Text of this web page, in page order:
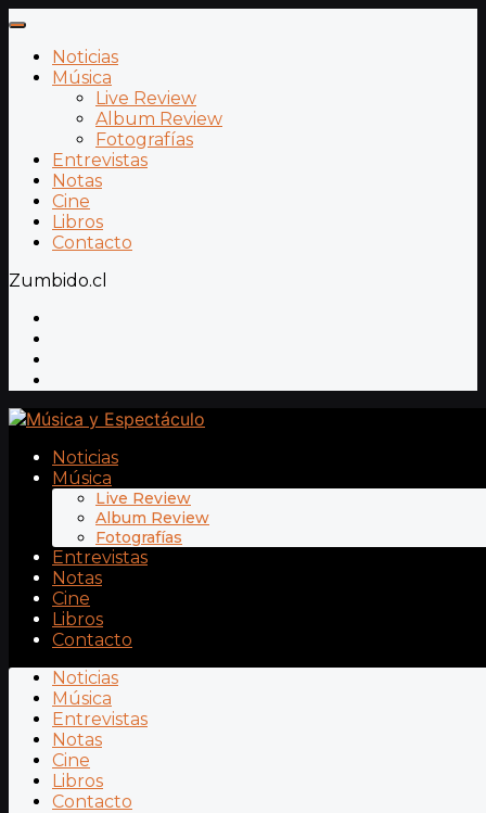
Noticias
Música
Live Review
Album Review
Fotografías
Entrevistas
Notas
Cine
Libros
Contacto
Zumbido.cl
Noticias
Música
Live Review
Album Review
Fotografías
Entrevistas
Notas
Cine
Libros
Contacto
Noticias
Música
Entrevistas
Notas
Cine
Libros
Contacto